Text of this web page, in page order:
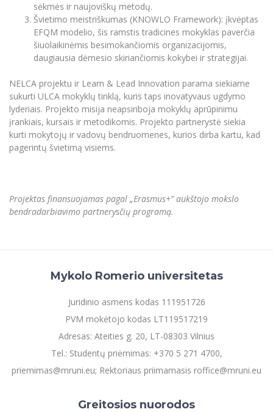
Intranetas
eDVS
Microsoft Office 365
MRU mobilios programėlės
Profesinė sąjunga
Kontaktų paieška
sėkmės ir naujoviškų metodų.
Švietimo meistriškumas (KNOWLO Framework): įkvėptas
EFQM modelio, šis ramstis tradicines mokyklas paverčia
šiuolaikinėmis besimokančiomis organizacijomis,
daugiausia dėmesio skiriančiomis kokybei ir strategijai.
NELCA projektu ir Learn & Lead Innovation parama siekiame
sukurti ULCA mokyklų tinklą, kuris taps inovatyvaus ugdymo
lyderiais. Projekto misija neapsiriboja mokyklų aprūpinimu
įrankiais, kursais ir metodikomis. Projekto partnerystė siekia
kurti mokytojų ir vadovų bendruomenes, kurios dirba kartu, kad
pagerintų švietimą visiems.
Projektas finansuojamas pagal „Erasmus+” aukštojo mokslo
bendradarbiavimo partnerysčių programą.
Mykolo Romerio universitetas
Juridinio asmens kodas 111951726
PVM mokėtojo kodas LT119517219
Adresas: Ateities g. 20, LT-08303 Vilnius
Tel.: Studentų priėmimas: +370 5 271 4700,
priemimas@mruni.eu; Rektoriaus priimamasis roffice@mruni.eu
Greitosios nuorodos